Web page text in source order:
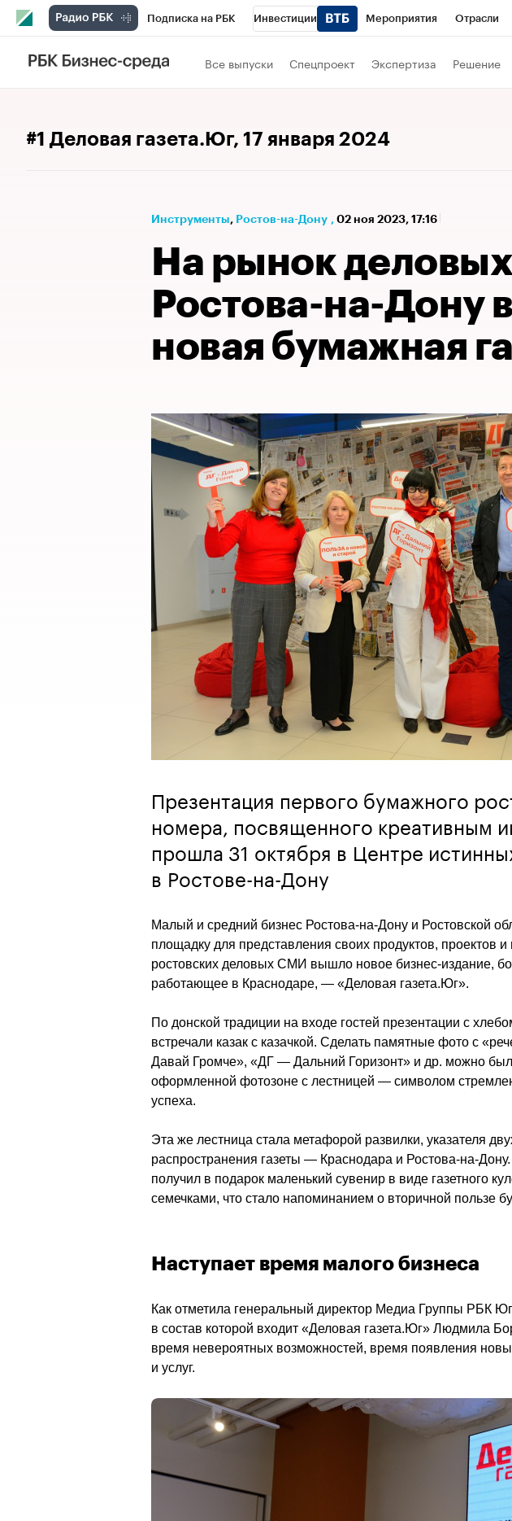
Подписка на РБК Инвестиции Мероприятия Отрасли
РБК Вино Все выпуски Спецпроект Экспертиза Решение
#1 Деловая газета.Юг, 17 января 2024
Инструменты⁠, Ростов-на-Дону , 02 ноя 2023, 17:16
На рынок
Ростова-на-Дону
новая бумажная
Презентация первого бумажного
номера, посвященного креативным
прошла 31 октября в Центре
в Ростове-на-Дону
Малый и средний бизнес Ростова-на-Дону и Ростовской
площадку для представления своих продуктов, проектов и
ростовских деловых СМИ вышло новое бизнес-издание,
работающее в Краснодаре, — «Деловая газета.Юг».
По донской традиции на входе гостей презентации с
встречали казак с казачкой. Сделать памятные фото с
Давай Громче», «ДГ — Дальний Горизонт» и др. можно
оформленной фотозоне с лестницей — символом
успеха.
Эта же лестница стала метафорой развилки, указателя
распространения газеты — Краснодара и Ростова-на-
получил в подарок маленький сувенир в виде газетного
семечками, что стало напоминанием о вторичной пользе
Наступает время малого бизнеса
Как отметила генеральный директор Медиа Группы РБК
в состав которой входит «Деловая газета.Юг» Людмила
время невероятных возможностей, время появления
и услуг.